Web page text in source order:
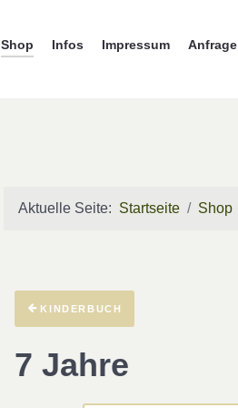
Shop Infos Impressum Anfrage
Aktuelle Seite: Startseite Shop
KINDERBUCH
7 Jahre